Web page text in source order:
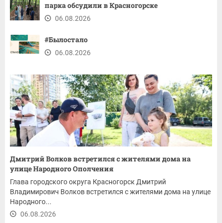
парка обсудили в Красногорске
06.08.2026
#Былостало
06.08.2026
Дмитрий Волков встретился с жителями дома на
улице Народного Ополчения
Глава городского округа Красногорск Дмитрий
Владимирович Волков встретился с жителями дома на улице
Народного...
06.08.2026